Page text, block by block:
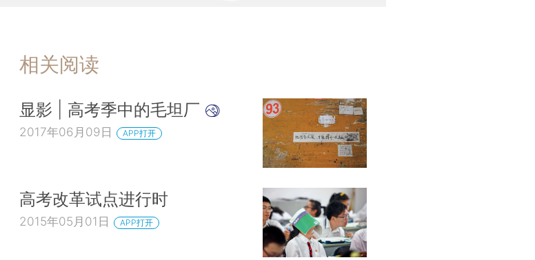
相关阅读
显影 | 高考季中的毛坦厂
2017年06月09日 APP打开
高考改革试点进行时
2015年05月01日 APP打开